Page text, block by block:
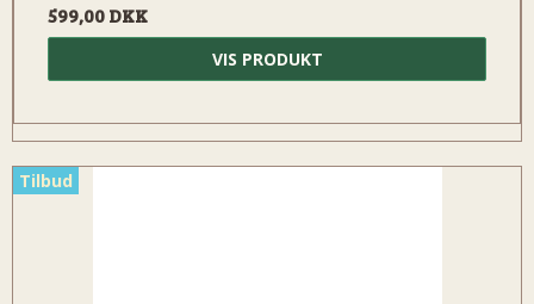
599,00 DKK
VIS PRODUKT
Tilbud